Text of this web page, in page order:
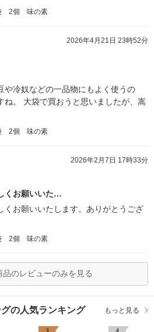
2個 味の素
2026年4月21日 23時52分
や冷奴などの一品物にもよく使うの
ね。 大袋で買おうと思いましたが、嵩
2個 味の素
2026年2月7日 17時33分
くお願いいた…
くお願いいたします。ありがとうござ
2個 味の素
品のレビューのみを見る
の人気ランキング もっと見る